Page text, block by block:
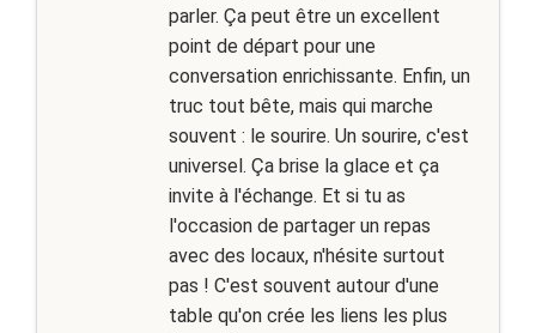
parler. Ça peut être un excellent
point de départ pour une
conversation enrichissante. Enfin, un
truc tout bête, mais qui marche
souvent : le sourire. Un sourire, c'est
universel. Ça brise la glace et ça
invite à l'échange. Et si tu as
l'occasion de partager un repas
avec des locaux, n'hésite surtout
pas ! C'est souvent autour d'une
table qu'on crée les liens les plus